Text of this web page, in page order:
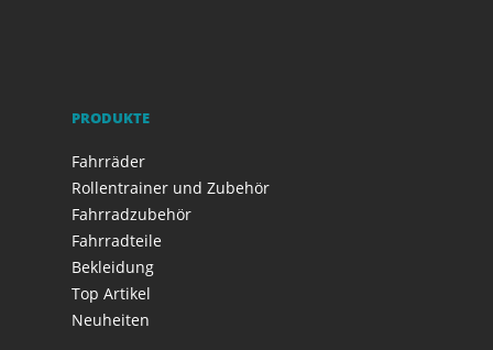
PRODUKTE
Fahrräder
Rollentrainer und Zubehör
Fahrradzubehör
Fahrradteile
Bekleidung
Top Artikel
Neuheiten